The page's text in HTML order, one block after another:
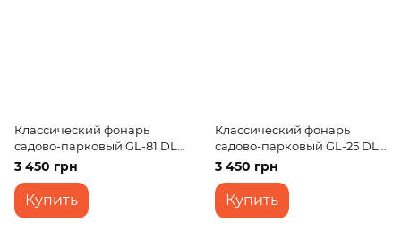
Классический фонарь
садово-парковый GL-81 DL
IP33
3 450 грн
Купить
Классический фонарь
садово-парковый GL-25 DL
BG IP33
3 450 грн
Купить